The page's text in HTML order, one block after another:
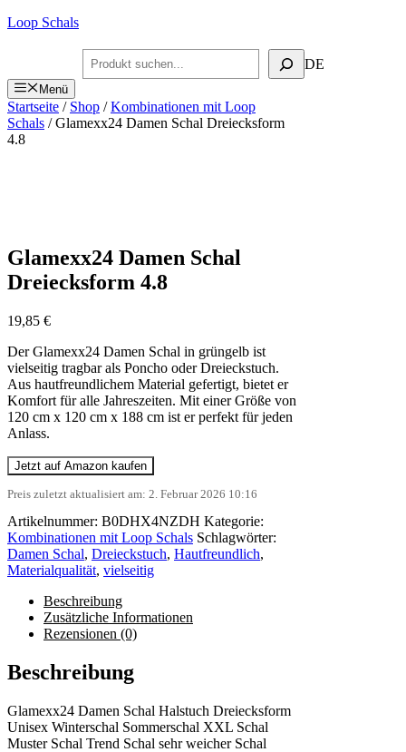
Zum
Loop Schals
Suchen DE
Menü
Startseite / Shop /Kombinationen mit Loop
Schals / Glamexx24 Damen Schal Dreiecksform
4.8
Glamexx24 Damen Schal
Dreiecksform 4.8
19,85 €
Der Glamexx24 Damen Schal in grüngelb ist
vielseitig tragbar als Poncho oder Dreieckstuch.
Aus hautfreundlichem Material gefertigt, bietet er
Komfort für alle Jahreszeiten. Mit einer Größe von
120 cm x 120 cm x 188 cm ist er perfekt für jeden
Anlass.
Jetzt auf Amazon kaufen
Preis zuletzt aktualisiert am: 2. Februar 2026 10:16
Artikelnummer: B0DHX4NZDH Kategorie:
Kombinationen mit Loop Schals Schlagwörter:
Damen Schal, Dreieckstuch, Hautfreundlich,
Materialqualität, vielseitig
Beschreibung
Zusätzliche Informationen
Rezensionen (0)
Beschreibung
Glamexx24 Damen Schal Halstuch Dreiecksform
Unisex Winterschal Sommerschal XXL Schal
Muster Schal Trend Schal sehr weicher Schal